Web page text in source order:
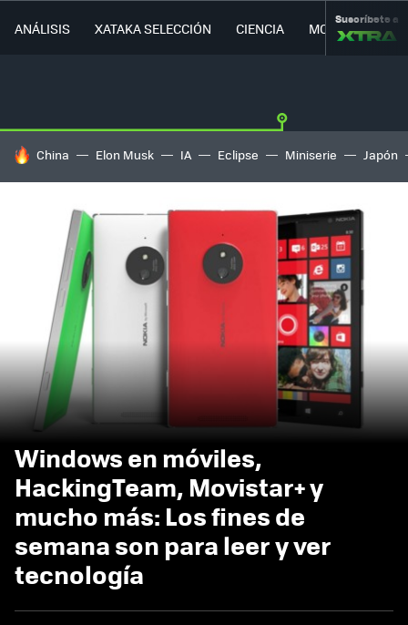
ANÁLISIS XATAKA SELECCIÓN CIENCIA MOVILIDAD
Suscríbete a
HOY SE HABLA DE
China Elon Musk IA Eclipse Miniserie Japón
Windows en móviles,
HackingTeam, Movistar+ y
mucho más: Los fines de
semana son para leer y ver
tecnología